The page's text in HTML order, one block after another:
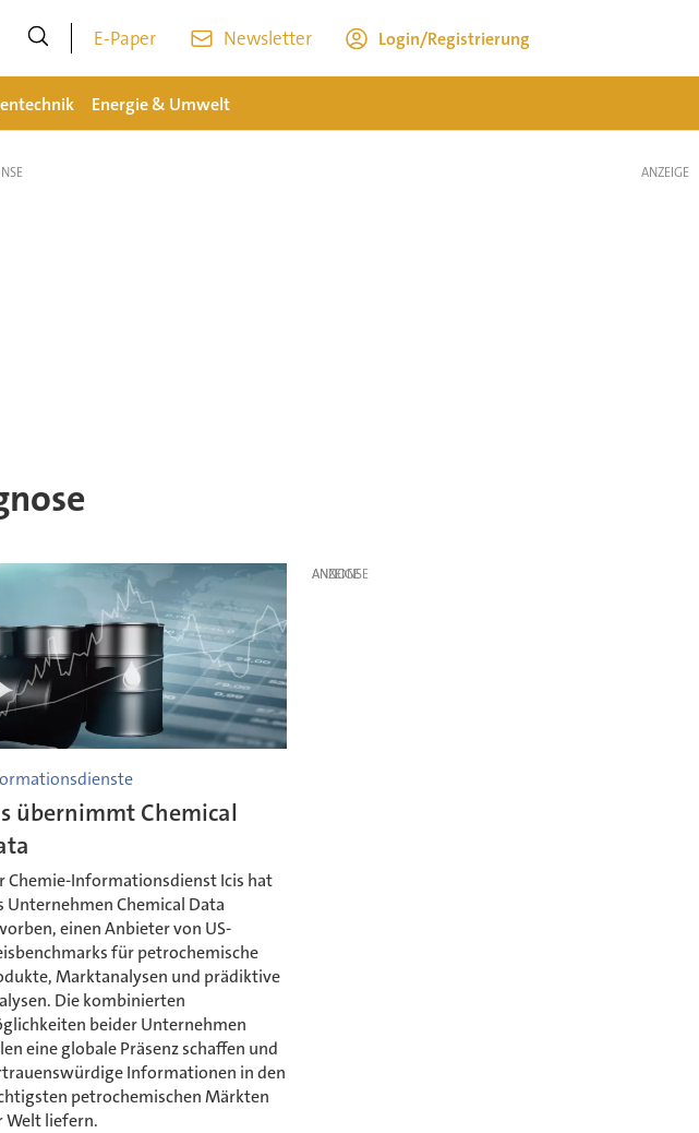
E-Paper Newsletter Login/Registrierung
Energie & Umwelt
übernimmt Chemical
Chemie-Informationsdienst Icis hat
Unternehmen Chemical Data
einen Anbieter von US-
für petrochemische
Marktanalysen und prädiktive
Die kombinierten
beider Unternehmen
eine globale Präsenz schaffen und
Informationen in den
petrochemischen Märkten
Welt liefern.
ANZEIGE
ANZEIGE